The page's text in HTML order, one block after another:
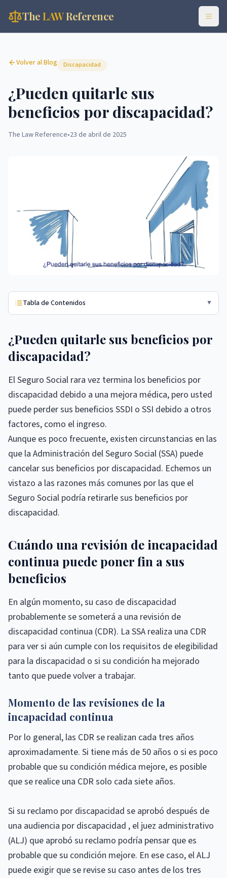
TheLAWReference
Volver al Blog Discapacidad
¿Pueden quitarle sus
beneficios por discapacidad?
The Law Reference•23 de abril de 2025
Tabla de Contenidos ▼
¿Pueden quitarle sus beneficios por
discapacidad?
El Seguro Social rara vez termina los beneficios por
discapacidad debido a una mejora médica, pero usted
puede perder sus beneficios SSDI o SSI debido a otros
factores, como el ingreso.
Aunque es poco frecuente, existen circunstancias en las
que la Administración del Seguro Social (SSA) puede
cancelar sus beneficios por discapacidad. Echemos un
vistazo a las razones más comunes por las que el
Seguro Social podría retirarle sus beneficios por
discapacidad.
Cuándo una revisión de incapacidad
continua puede poner fin a sus
beneficios
En algún momento, su caso de discapacidad
probablemente se someterá a una revisión de
discapacidad continua (CDR). La SSA realiza una CDR
para ver si aún cumple con los requisitos de elegibilidad
para la discapacidad o si su condición ha mejorado
tanto que puede volver a trabajar.
Momento de las revisiones de la
incapacidad continua
Por lo general, las CDR se realizan cada tres años
aproximadamente. Si tiene más de 50 años o si es poco
probable que su condición médica mejore, es posible
que se realice una CDR solo cada siete años.
Si su reclamo por discapacidad se aprobó después de
una audiencia por discapacidad , el juez administrativo
(ALJ) que aprobó su reclamo podría pensar que es
probable que su condición mejore. En ese caso, el ALJ
puede exigir que se revise su caso antes de los tres